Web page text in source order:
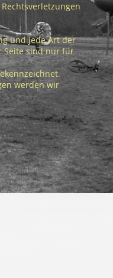
und jede Art der
Seite sind nur für
werden wir